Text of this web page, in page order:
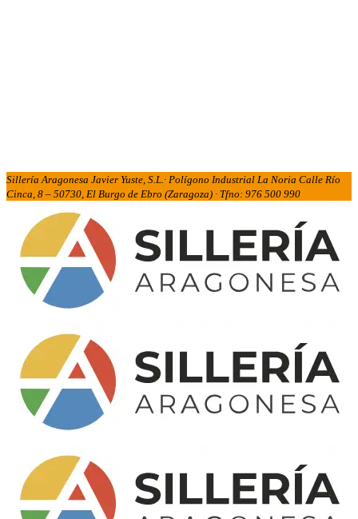
Sillería Aragonesa Javier Yuste, S.L.· Polígono Industrial La Noria Calle Río
Cinca, 8 – 50730, El Burgo de Ebro (Zaragoza) · Tfno: 976 500 990